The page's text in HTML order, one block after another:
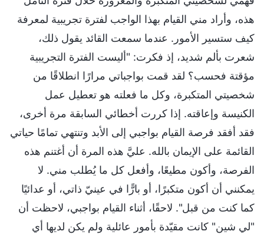
هذه، وأراد مني القيام بهذا الواجب لفترة تجريبية لمعرفة
كيف ستسير الأمور. عندما سمعت القائد يقول ذلك،
شعرت بألم شديد، إذ فكرت: "أليست الفترة التجريبية
مؤقتة فحسب؟ لقد قمت بواجباتي مرارًا انطلاقًا من
شخصيتي المتكبرة، وكل ما فعلته هو تعطيل عمل
الكنيسة وإعاقته. إذا كررت أخطائي السابقة مرة أخرى،
فقد أفقد فرصة القيام بواجبي إلى الأبد وتنتهي تمامًا حياتي
القائمة على الإيمان بالله. عليَّ هذه المرة أن أغتنم هذه
الفرصة، وأكون مطيعًا، وأفعل كل ما يُطلب مني. لا
يمكنني أن أكون متكبرًا، أو بارًّا في عينيّ ذاتي، أو عدائيًا
كما كنت من قبل". لاحقًا، أثناء القيام بواجبي، لاحظت أن
"لي شين" كانت مقيّدة بأمور عائلية ولم يكن لديها أي